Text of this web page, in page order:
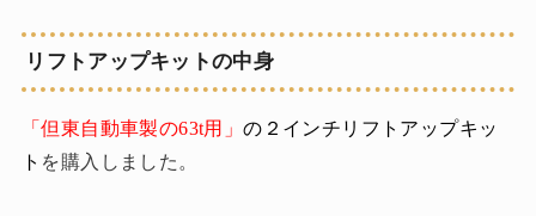
リフトアップキットの中身
「但東自動車製の63t用」の２インチリフトアップキッ
ト を購入しました。